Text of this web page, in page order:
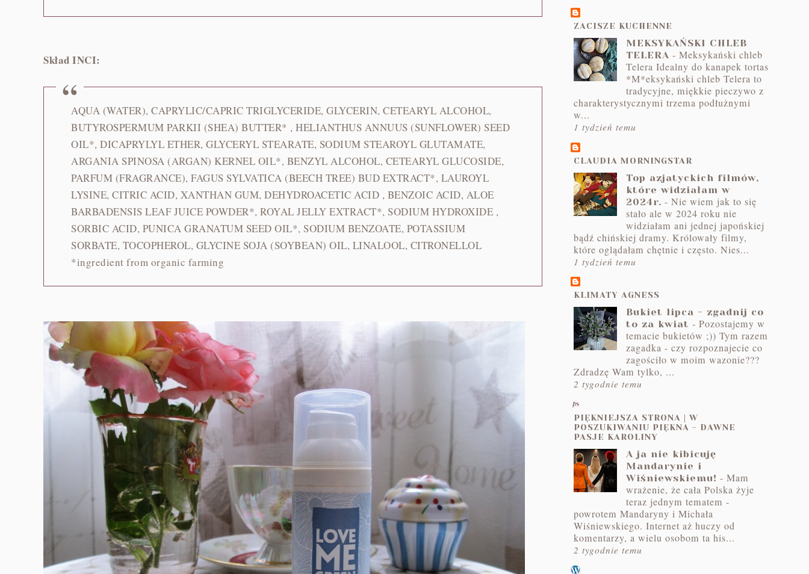
Skład INCI:
AQUA (WATER), CAPRYLIC/CAPRIC TRIGLYCERIDE, GLYCERIN, CETEARYL ALCOHOL,
BUTYROSPERMUM PARKII (SHEA) BUTTER* , HELIANTHUS ANNUUS (SUNFLOWER) SEED
OIL*, DICAPRYLYL ETHER, GLYCERYL STEARATE, SODIUM STEAROYL GLUTAMATE,
ARGANIA SPINOSA (ARGAN) KERNEL OIL*, BENZYL ALCOHOL, CETEARYL GLUCOSIDE,
PARFUM (FRAGRANCE), FAGUS SYLVATICA (BEECH TREE) BUD EXTRACT*, LAUROYL
LYSINE, CITRIC ACID, XANTHAN GUM, DEHYDROACETIC ACID , BENZOIC ACID, ALOE
BARBADENSIS LEAF JUICE POWDER*, ROYAL JELLY EXTRACT*, SODIUM HYDROXIDE ,
SORBIC ACID, PUNICA GRANATUM SEED OIL*, SODIUM BENZOATE, POTASSIUM
SORBATE, TOCOPHEROL, GLYCINE SOJA (SOYBEAN) OIL, LINALOOL, CITRONELLOL
*ingredient from organic farming
ZACISZE KUCHENNE
MEKSYKAŃSKI CHLEB
TELERA - Meksykański chleb
Telera Idealny do kanapek tortas
*M*eksykański chleb Telera to
tradycyjne, miękkie pieczywo z
charakterystycznymi trzema podłużnymi
w...
1 tydzień temu
CLAUDIA MORNINGSTAR
Top azjatyckich filmów,
które widziałam w
2024r. - Nie wiem jak to się
stało ale w 2024 roku nie
widziałam ani jednej japońskiej
bądź chińskiej dramy. Królowały filmy,
które oglądałam chętnie i często. Nies...
1 tydzień temu
KLIMATY AGNESS
Bukiet lipca - zgadnij co
to za kwiat - Pozostajemy w
temacie bukietów ;)) Tym razem
zagadka - czy rozpoznajecie co
zagościło w moim wazonie???
Zdradzę Wam tylko, ...
2 tygodnie temu
PIĘKNIEJSZA STRONA | W
POSZUKIWANIU PIĘKNA - DAWNE
PASJE KAROLINY
A ja nie kibicuję
Mandarynie i
Wiśniewskiemu! - Mam
wrażenie, że cała Polska żyje
teraz jednym tematem -
powrotem Mandaryny i Michała
Wiśniewskiego. Internet aż huczy od
komentarzy, a wielu osobom ta his...
2 tygodnie temu